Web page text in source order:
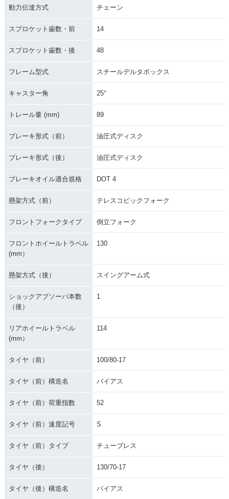
動力伝達方式 チェーン
スプロケット歯数・前 14
スプロケット歯数・後 48
フレーム型式 スチールデルタボックス
キャスター角 25°
トレール量 (mm) 89
ブレーキ形式（前） 油圧式ディスク
ブレーキ形式（後） 油圧式ディスク
ブレーキオイル適合規格 DOT 4
懸架方式（前） テレスコピックフォーク
フロントフォークタイプ 倒立フォーク
フロントホイールトラベル
(mm）
130
懸架方式（後） スイングアーム式
ショックアブソーバ本数
（後）
1
リアホイールトラベル
(mm）
114
タイヤ（前） 100/80-17
タイヤ（前）構造名 バイアス
タイヤ（前）荷重指数 52
タイヤ（前）速度記号 S
タイヤ（前）タイプ チューブレス
タイヤ（後） 130/70-17
タイヤ（後）構造名 バイアス